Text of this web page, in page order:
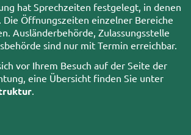
hat Sprechzeiten festgelegt, in denen
Die Öffnungszeiten einzelner Bereiche
Ausländerbehörde, Zulassungsstelle
sind nur mit Termin erreichbar.
vor Ihrem Besuch auf der Seite der
eine Übersicht finden Sie unter
.